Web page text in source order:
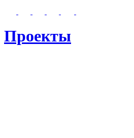
Проекты